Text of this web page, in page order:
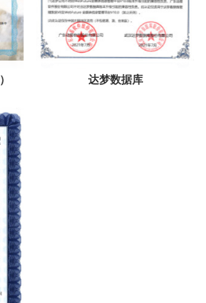
达梦数据库